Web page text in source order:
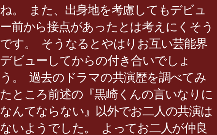
ね。 また、出身地を考慮してもデビュ
ー前から接点があったとは考えにくそう
です。 そうなるとやはりお互い芸能界
デビューしてからの付き合いでしょ
う。 過去のドラマの共演歴を調べてみ
たところ前述の『黒崎くんの言いなりに
なんてならない』以外でお二人の共演は
ないようでした。 よってお二人が仲良